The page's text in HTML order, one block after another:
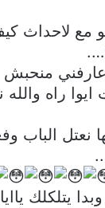
مع لاحداث
….
عارفني
راه والله
الباب
وبدا يتلكلك